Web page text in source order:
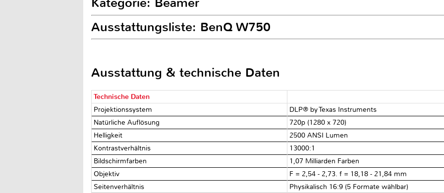
Ausstattungsliste: BenQ W750
Ausstattung & technische Daten
Technische Daten
Projektionssystem
DLP® by Texas Instruments
Natürliche Auflösung
720p (1280 x 720)
Helligkeit
2500 ANSI Lumen
Kontrastverhältnis
13000:1
Bildschirmfarben
1,07 Milliarden Farben
Objektiv
F = 2,54 - 2,73. f = 18,18 - 21,84 mm
Seitenverhältnis
Physikalisch 16:9 (5 Formate wählbar)